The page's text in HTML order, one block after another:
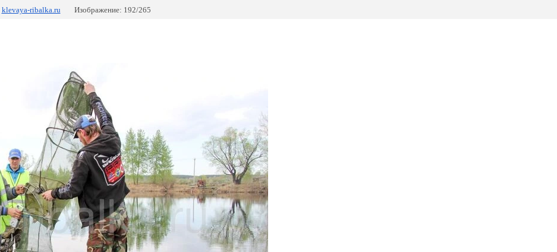
klevaya-ribalka.ru Изображение: 192/265